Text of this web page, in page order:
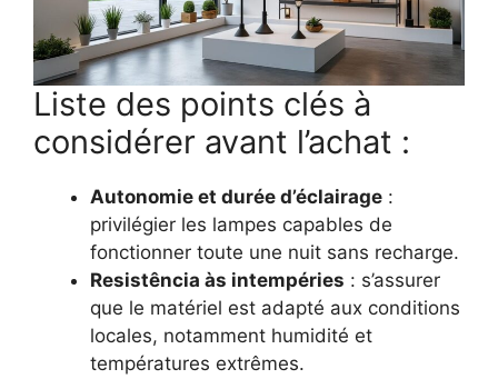
Liste des points clés à
considérer avant l’achat :
Autonomie et durée d’éclairage :
privilégier les lampes capables de
fonctionner toute une nuit sans recharge.
Resistência às intempéries : s’assurer
que le matériel est adapté aux conditions
locales, notamment humidité et
températures extrêmes.